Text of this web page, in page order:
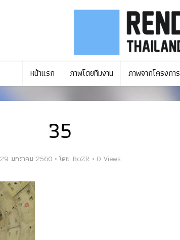
หน้าแรก ภาพโดยทีมงาน ภาพจากโครงการ
35
29 มกราคม 2560 โดย BoZR 0 Views